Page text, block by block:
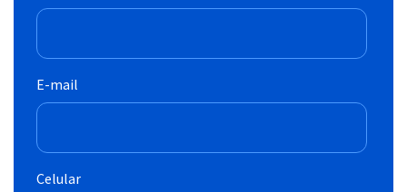
E-mail
Celular